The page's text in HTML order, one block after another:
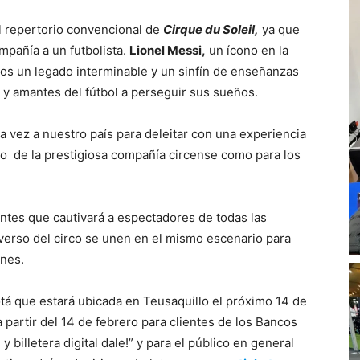
convencional de Cirque du Soleil, ya que
a un futbolista. Lionel Messi, un ícono en la
un legado interminable y un sinfín de enseñanzas
amantes del fútbol a perseguir sus sueños.
vez a nuestro país para deleitar con una experiencia
de la prestigiosa compañía circense como para los
que cautivará a espectadores de todas las
del circo se unen en el mismo escenario para
que estará ubicada en Teusaquillo el próximo 14 de
del 14 de febrero para clientes de los Bancos
billetera digital dale!” y para el público en general